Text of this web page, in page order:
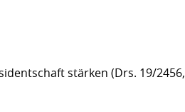
stärken (Drs. 19/2456,